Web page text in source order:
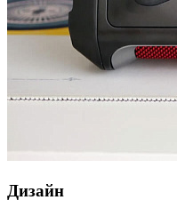
Дизайн